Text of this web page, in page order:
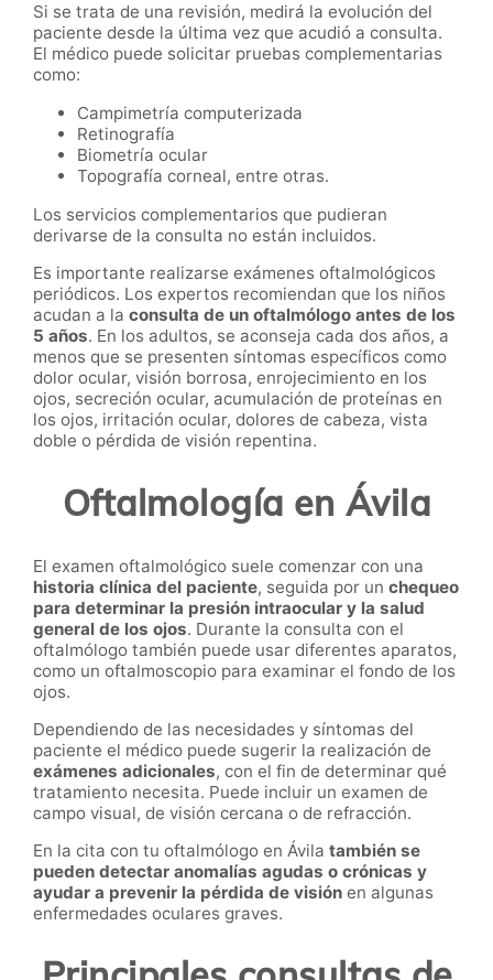
Si se trata de una revisión, medirá la evolución del
paciente desde la última vez que acudió a consulta.
El médico puede solicitar pruebas complementarias
como:
Campimetría computerizada
Retinografía
Biometría ocular
Topografía corneal, entre otras.
Los servicios complementarios que pudieran
derivarse de la consulta no están incluidos.
Es importante realizarse exámenes oftalmológicos
periódicos. Los expertos recomiendan que los niños
acudan a la consulta de un oftalmólogo antes de los
5 años. En los adultos, se aconseja cada dos años, a
menos que se presenten síntomas específicos como
dolor ocular, visión borrosa, enrojecimiento en los
ojos, secreción ocular, acumulación de proteínas en
los ojos, irritación ocular, dolores de cabeza, vista
doble o pérdida de visión repentina.
Oftalmología en Ávila
El examen oftalmológico suele comenzar con una
historia clínica del paciente, seguida por un chequeo
para determinar la presión intraocular y la salud
general de los ojos. Durante la consulta con el
oftalmólogo también puede usar diferentes aparatos,
como un oftalmoscopio para examinar el fondo de los
ojos.
Dependiendo de las necesidades y síntomas del
paciente el médico puede sugerir la realización de
exámenes adicionales, con el fin de determinar qué
tratamiento necesita. Puede incluir un examen de
campo visual, de visión cercana o de refracción.
En la cita con tu oftalmólogo en Ávila también se
pueden detectar anomalías agudas o crónicas y
ayudar a prevenir la pérdida de visión en algunas
enfermedades oculares graves.